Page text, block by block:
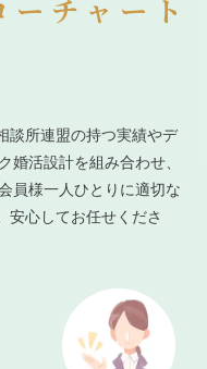
チャート
談所連盟の持つ実績やデ
婚活設計を組み合わせ、
員様一人ひとりに適切な
安心してお任せくださ